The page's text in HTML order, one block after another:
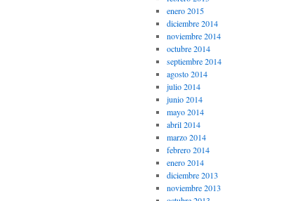
enero 2015
diciembre 2014
noviembre 2014
octubre 2014
septiembre 2014
agosto 2014
julio 2014
junio 2014
mayo 2014
abril 2014
marzo 2014
febrero 2014
enero 2014
diciembre 2013
noviembre 2013